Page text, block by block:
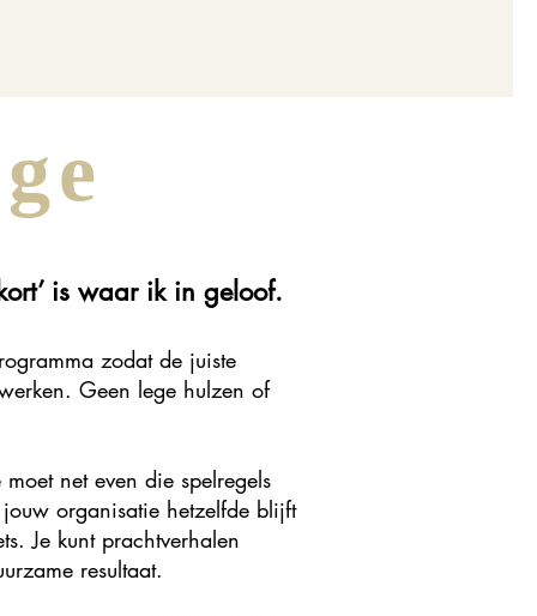
is waar ik in geloof.
zodat de juiste
Geen lege hulzen of
net even die spelregels
organisatie hetzelfde blijft
Je kunt prachtverhalen
resultaat.